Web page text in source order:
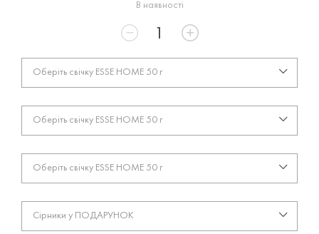
В наявності
Оберіть свічку ESSE HOME 50 г
Оберіть свічку ESSE HOME 50 г
Оберіть свічку ESSE HOME 50 г
Сірники у ПОДАРУНОК